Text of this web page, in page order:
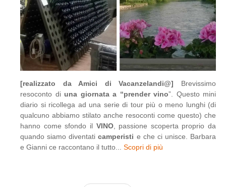
[realizzato da Amici di Vacanzelandi@] Brevissimo
resoconto di una giornata a “prender vino”. Questo mini
diario si ricollega ad una serie di tour più o meno lunghi (di
qualcuno abbiamo stilato anche resoconti come questo) che
hanno come sfondo il VINO, passione scoperta proprio da
quando siamo diventaticamperisti e che ci unisce. Barbara
e Gianni ce raccontano il tutto... Scopri di più